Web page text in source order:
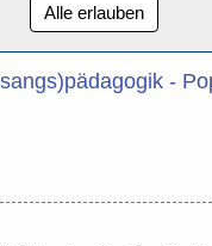
Alle erlauben
-